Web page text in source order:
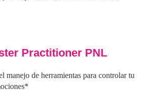
Practitioner PNL
manejo de herramientas para controlar tu